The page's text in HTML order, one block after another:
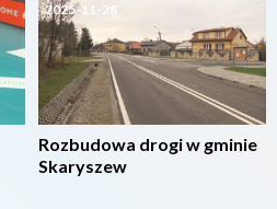
2025-11-28
Rozbudowa drogi w gminie
Skaryszew